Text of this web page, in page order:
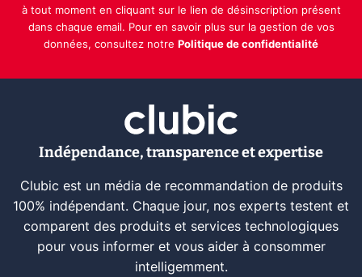
à tout moment en cliquant sur le lien de désinscription présent
dans chaque email. Pour en savoir plus sur la gestion de vos
données, consultez notre Politique de confidentialité
Indépendance, transparence et expertise
Clubic est un média de recommandation de produits
100% indépendant. Chaque jour, nos experts testent et
comparent des produits et services technologiques
pour vous informer et vous aider à consommer
intelligemment.